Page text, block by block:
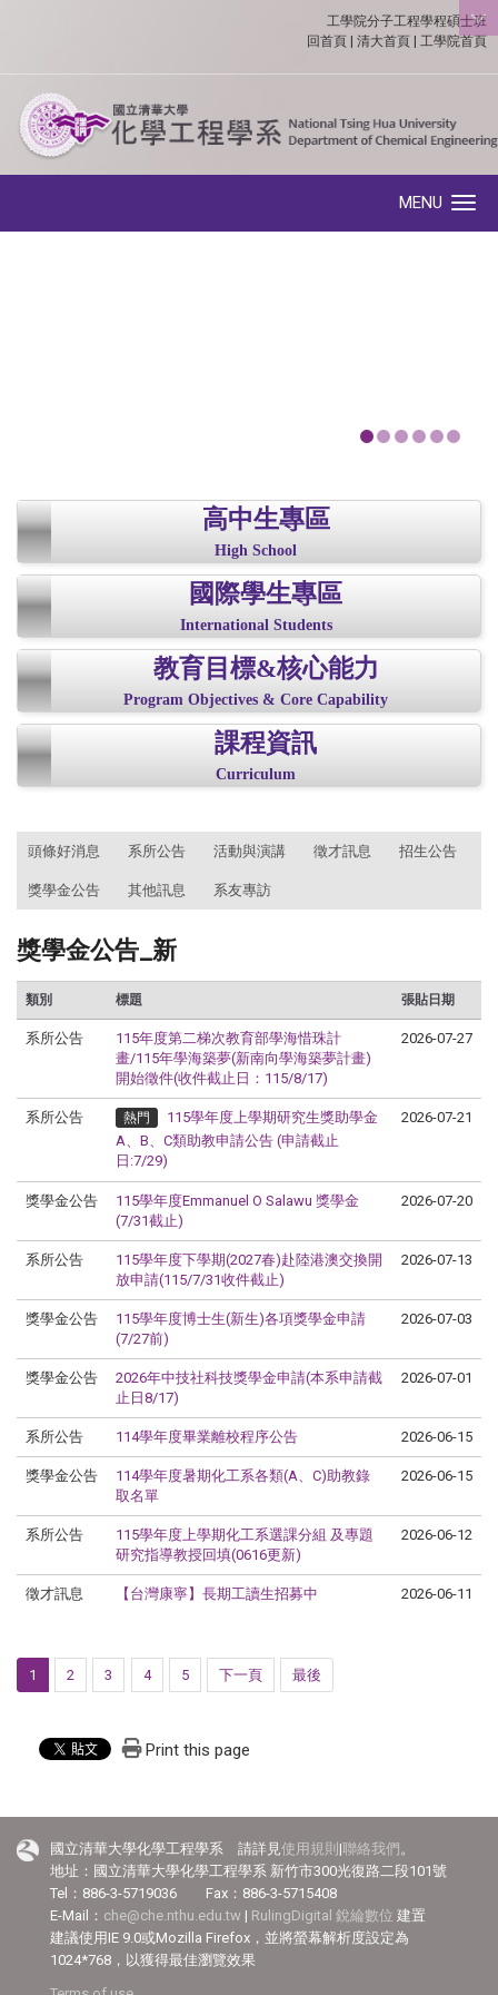
:::
工學院分子工程學程碩士班
回首頁
清大首頁 工學院首頁
MENU
高中生專區
High School
國際學生專區
International Students
教育目標&核心能力
Program Objectives & Core Capability
課程資訊
Curriculum
頭條好消息 系所公告 活動與演講 徵才訊息 招生公告
獎學金公告 其他訊息 系友專訪
獎學金公告_新
類別 標題 張貼日期
系所公告
115年度第二梯次教育部學海惜珠計
畫/115年學海築夢(新南向學海築夢計畫)
開始徵件(收件截止日：115/8/17)
2026-07-27
系所公告 熱門
115學年度上學期研究生獎助學金
A、B、C類助教申請公告 (申請截止
日:7/29)
2026-07-21
獎學金公告
115學年度Emmanuel O Salawu 獎學金
(7/31截止)
2026-07-20
系所公告
115學年度下學期(2027春)赴陸港澳交換開
放申請(115/7/31收件截止)
2026-07-13
獎學金公告
115學年度博士生(新生)各項獎學金申請
(7/27前)
2026-07-03
獎學金公告
2026年中技社科技獎學金申請(本系申請截
止日8/17)
2026-07-01
系所公告 114學年度畢業離校程序公告 2026-06-15
獎學金公告
114學年度暑期化工系各類(A、C)助教錄
取名單
2026-06-15
系所公告
115學年度上學期化工系選課分組 及專題
研究指導教授回填(0616更新)
2026-06-12
徵才訊息 【 台灣康寧】長期工讀生招募中 2026-06-11
1 2 3 4 5 下一頁 最後
Print this page
國立清華大學化學工程學系 請詳見使用規則 |聯絡我們 。
地址：國立清華大學化學工程學系 新竹市300光復路二段101號
Tel：886-3-5719036 Fax：886-3-5715408
E-Mail： che@che.nthu.edu.tw | RulingDigital 銳綸數位 建置
建議使用IE 9.0或Mozilla Firefox，並將螢幕解析度設定為
1024*768，以獲得最佳瀏覽效果